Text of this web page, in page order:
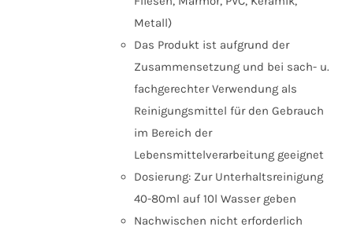
Metall)
Das Produkt ist aufgrund der
Zusammensetzung und bei sach- u.
fachgerechter Verwendung als
Reinigungsmittel für den Gebrauch
im Bereich der
Lebensmittelverarbeitung geeignet
Dosierung: Zur Unterhaltsreinigung
40-80ml auf 10l Wasser geben
Nachwischen nicht erforderlich